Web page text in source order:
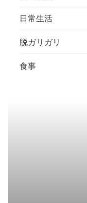
日常生活
脱ガリガリ
食事